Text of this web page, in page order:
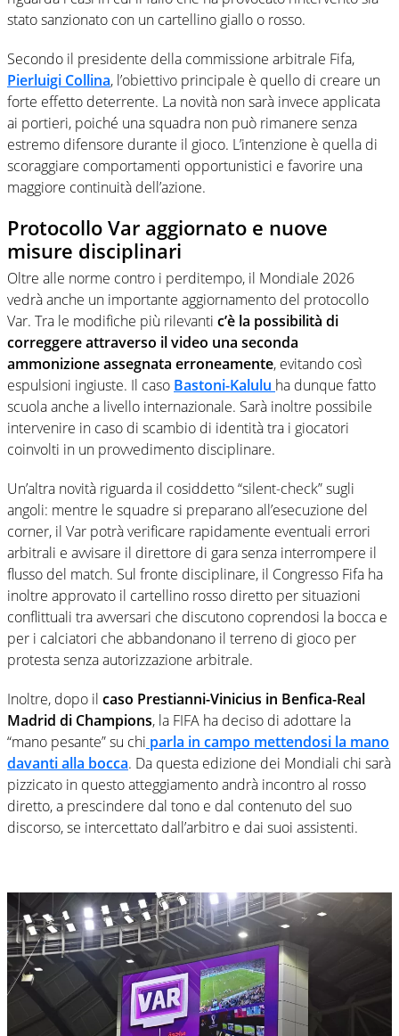
stato sanzionato con un cartellino giallo o rosso.
Secondo il presidente della commissione arbitrale Fifa,
Pierluigi Collina, l’obiettivo principale è quello di creare un
forte effetto deterrente. La novità non sarà invece applicata
ai portieri, poiché una squadra non può rimanere senza
estremo difensore durante il gioco. L’intenzione è quella di
scoraggiare comportamenti opportunistici e favorire una
maggiore continuità dell’azione.
Protocollo Var aggiornato e nuove
misure disciplinari
Oltre alle norme contro i perditempo, il Mondiale 2026
vedrà anche un importante aggiornamento del protocollo
Var. Tra le modifiche più rilevanti c’è la possibilità di
correggere attraverso il video una seconda
ammonizione assegnata erroneamente, evitando così
espulsioni ingiuste. Il caso Bastoni-Kalulu ha dunque fatto
scuola anche a livello internazionale. Sarà inoltre possibile
intervenire in caso di scambio di identità tra i giocatori
coinvolti in un provvedimento disciplinare.
Un’altra novità riguarda il cosiddetto “silent-check” sugli
angoli: mentre le squadre si preparano all’esecuzione del
corner, il Var potrà verificare rapidamente eventuali errori
arbitrali e avvisare il direttore di gara senza interrompere il
flusso del match. Sul fronte disciplinare, il Congresso Fifa ha
inoltre approvato il cartellino rosso diretto per situazioni
conflittuali tra avversari che discutono coprendosi la bocca e
per i calciatori che abbandonano il terreno di gioco per
protesta senza autorizzazione arbitrale.
Inoltre, dopo il caso Prestianni-Vinicius in Benfica-Real
Madrid di Champions, la FIFA ha deciso di adottare la
“mano pesante” su chi parla in campo mettendosi la mano
davanti alla bocca. Da questa edizione dei Mondiali chi sarà
pizzicato in questo atteggiamento andrà incontro al rosso
diretto, a prescindere dal tono e dal contenuto del suo
discorso, se intercettato dall’arbitro e dai suoi assistenti.